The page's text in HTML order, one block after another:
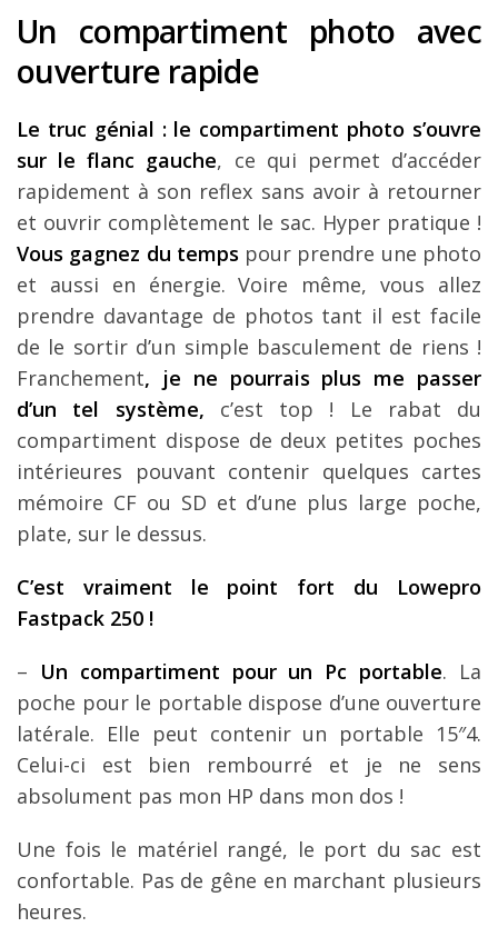
Un compartiment photo avec
ouverture rapide
Le truc génial : le compartiment photo s’ouvre
sur le flanc gauche, ce qui permet d’accéder
rapidement à son reflex sans avoir à retourner
et ouvrir complètement le sac. Hyper pratique !
Vous gagnez du temps pour prendre une photo
et aussi en énergie. Voire même, vous allez
prendre davantage de photos tant il est facile
de le sortir d’un simple basculement de riens !
Franchement, je ne pourrais plus me passer
d’un tel système, c’est top ! Le rabat du
compartiment dispose de deux petites poches
intérieures pouvant contenir quelques cartes
mémoire CF ou SD et d’une plus large poche,
plate, sur le dessus.
C’est vraiment le point fort du Lowepro
Fastpack 250 !
– Un compartiment pour un Pc portable. La
poche pour le portable dispose d’une ouverture
latérale. Elle peut contenir un portable 15″4.
Celui-ci est bien rembourré et je ne sens
absolument pas mon HP dans mon dos !
Une fois le matériel rangé, le port du sac est
confortable. Pas de gêne en marchant plusieurs
heures.